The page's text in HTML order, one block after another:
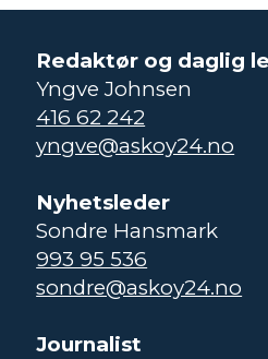
Redaktør og daglig
Yngve Johnsen
416 62 242
yngve@askoy24.no
Nyhetsleder
Sondre Hansmark
993 95 536
sondre@askoy24.no
Journalist